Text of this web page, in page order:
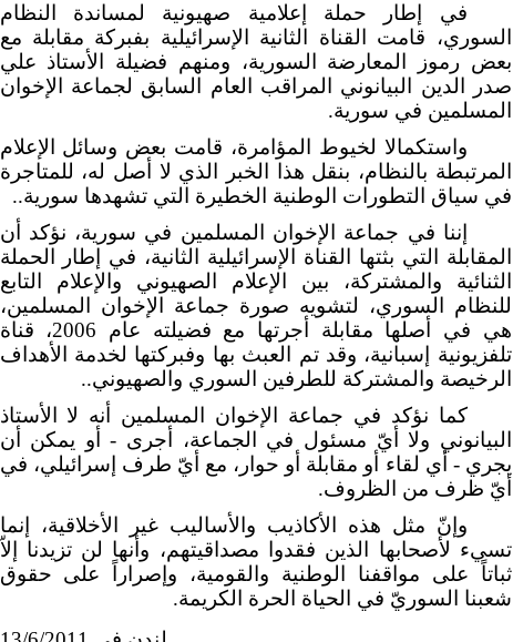
في إطار حملة إعلامية صهيونية لمساندة النظام
السوري، قامت القناة الثانية الإسرائيلية بفبركة مقابلة مع
بعض رموز المعارضة السورية، ومنهم فضيلة الأستاذ علي
صدر الدين البيانوني المراقب العام السابق لجماعة الإخوان
المسلمين في سورية.
واستكمالا لخيوط المؤامرة، قامت بعض وسائل الإعلام
المرتبطة بالنظام، بنقل هذا الخبر الذي لا أصل له، للمتاجرة
في سياق التطورات الوطنية الخطيرة التي تشهدها سورية..
إننا في جماعة الإخوان المسلمين في سورية، نؤكد أن
المقابلة التي بثتها القناة الإسرائيلية الثانية، في إطار الحملة
الثنائية والمشتركة، بين الإعلام الصهيوني والإعلام التابع
للنظام السوري، لتشويه صورة جماعة الإخوان المسلمين،
هي في أصلها مقابلة أجرتها مع فضيلته عام 2006، قناة
تلفزيونية إسبانية، وقد تم العبث بها وفبركتها لخدمة الأهداف
الرخيصة والمشتركة للطرفين السوري والصهيوني..
كما نؤكد في جماعة الإخوان المسلمين أنه لا الأستاذ
البيانوني ولا أيّ مسئول في الجماعة، أجرى - أو يمكن أن
يجري - أي لقاء أو مقابلة أو حوار، مع أيّ طرف إسرائيلي، في
أيّ ظرف من الظروف.
وإنّ مثل هذه الأكاذيب والأساليب غير الأخلاقية، إنما
تسيء لأصحابها الذين فقدوا مصداقيتهم، وأنها لن تزيدنا إلاّ
ثباتاً على مواقفنا الوطنية والقومية، وإصراراً على حقوق
شعبنا السوريّ في الحياة الحرة الكريمة.